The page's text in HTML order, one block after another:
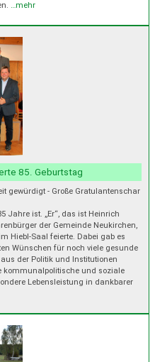
…mehr
85. Geburtstag
gewürdigt - Große Gratulantenschar
Jahre ist. „Er“, das ist Heinrich
der Gemeinde Neukirchen,
Hiebl-Saal feierte. Dabei gab es
Wünschen für noch viele gesunde
der Politik und Institutionen
kommunalpolitische und soziale
Lebensleistung in dankbarer